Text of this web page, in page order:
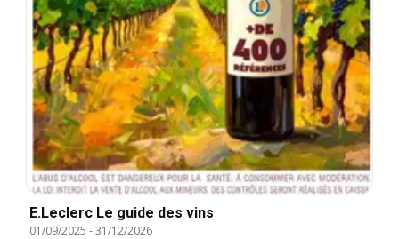
E.Leclerc Le guide des vins
01/09/2025 -31/12/2026